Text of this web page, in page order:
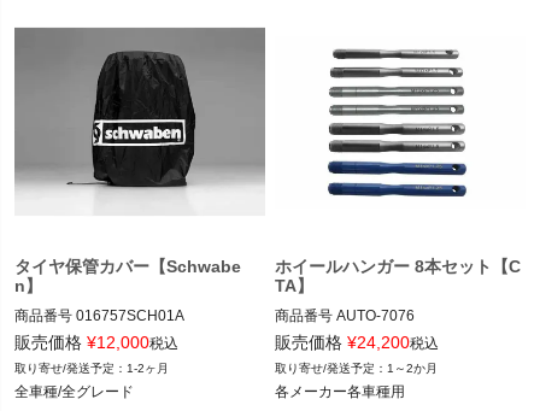
タイヤ保管カバー【Schwabe
n】
商品番号 016757SCH01A
016757SCH01A
全車種/全グレード
販売価格 ¥12,000税込
1-2ヶ月
全車種/全グレード
ホイールハンガー 8本セット【C
TA】
商品番号 AUTO-7076
7076
各メーカー各車種用
販売価格 ¥24,200税込
1～2か月
各メーカー各車種用